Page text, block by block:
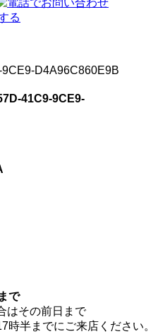
D4A96C860E9B
41C9-9CE9-
で
はその前日まで
時半までにご来店ください。